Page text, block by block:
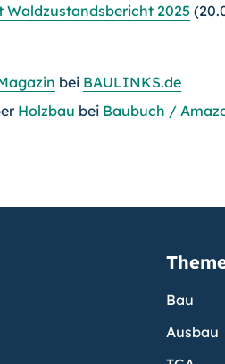
2025
bei BAULINKS.de
Holzbau bei Baubuch /
Bau
Ausbau